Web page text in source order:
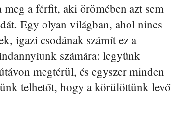
a férfit, aki örömében azt sem
Egy olyan világban, ahol nincs
igazi csodának számít ez a
számára: legyünk
megtérül, és egyszer minden
telhetőt, hogy a körülöttünk levő